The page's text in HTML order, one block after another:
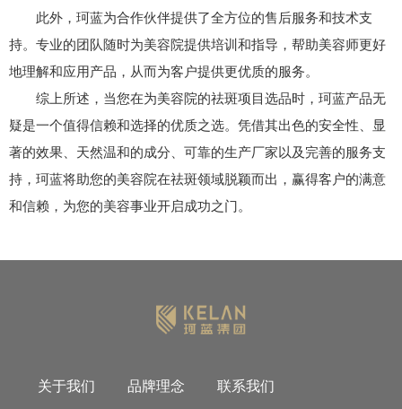
此外，珂蓝为合作伙伴提供了全方位的售后服务和技术支
持。专业的团队随时为美容院提供培训和指导，帮助美容师更好
地理解和应用产品，从而为客户提供更优质的服务。
综上所述，当您在为美容院的祛斑项目选品时，珂蓝产品无
疑是一个值得信赖和选择的优质之选。凭借其出色的安全性、显
著的效果、天然温和的成分、可靠的生产厂家以及完善的服务支
持，珂蓝将助您的美容院在祛斑领域脱颖而出，赢得客户的满意
和信赖，为您的美容事业开启成功之门。
关于我们 品牌理念 联系我们